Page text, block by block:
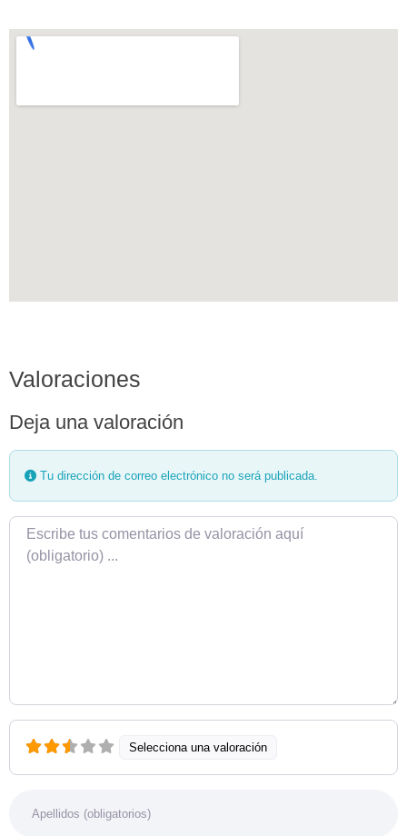
Valoraciones
Deja una valoración
Tu dirección de correo electrónico no será publicada.
Texto de la reseña
Selecciona una valoración